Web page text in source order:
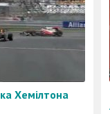
Хемілтона